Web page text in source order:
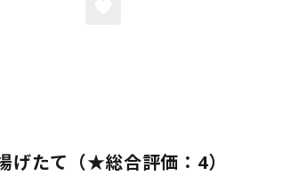
げたて（★総合評価：4）